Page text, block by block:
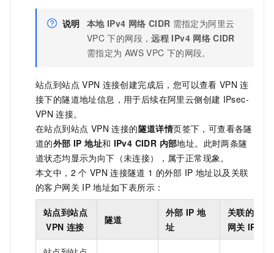
说明 本地 IPv4 网络 CIDR 需指定为阿里云
VPC 下的网段，远程 IPv4 网络 CIDR
需指定为 AWS VPC 下的网段。
站点到站点 VPN 连接创建完成后，您可以查看 VPN 连
接下的隧道地址信息，用于后续在阿里云侧创建 IPsec-
VPN 连接。
在站点到站点 VPN 连接的隧道详情页签下，可查看各隧
道的外部 IP 地址和 IPv4 CIDR 内部地址。此时两条隧
道状态均显示为向下（未连接），属于正常现象。
本文中，2 个 VPN 连接隧道 1 的外部 IP 地址以及关联
的客户网关 IP 地址如下表所示：
站点到站点
VPN 连接
隧道
外部 IP 地
址
关联的客户
网关 IP